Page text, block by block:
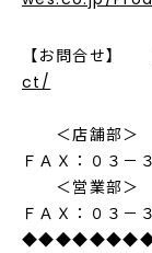
【お問合せ
ct/
＜店舗部＞
ＦＡＸ：０３－
＜営業部＞
ＦＡＸ：０３－